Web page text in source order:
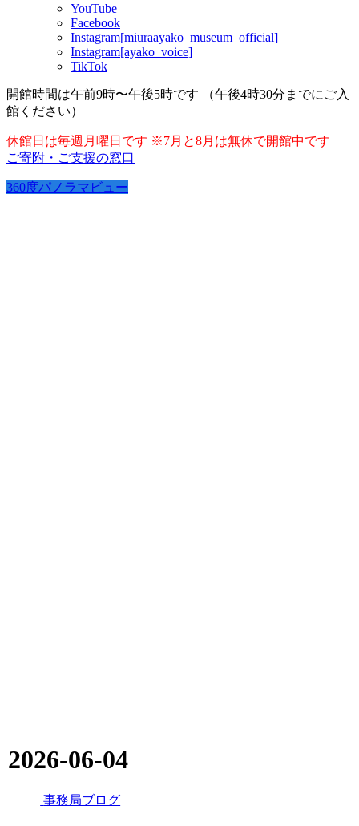
YouTube
Facebook
Instagram[miuraayako_museum_official]
Instagram[ayako_voice]
TikTok
開館時間は午前9時〜午後5時です （午後4時30分までにご入
館ください）
休館日は毎週月曜日です ※7月と8月は無休で開館中です
ご寄附・ご支援の窓口
360度パノラマビュー
2026-06-04
事務局ブログ